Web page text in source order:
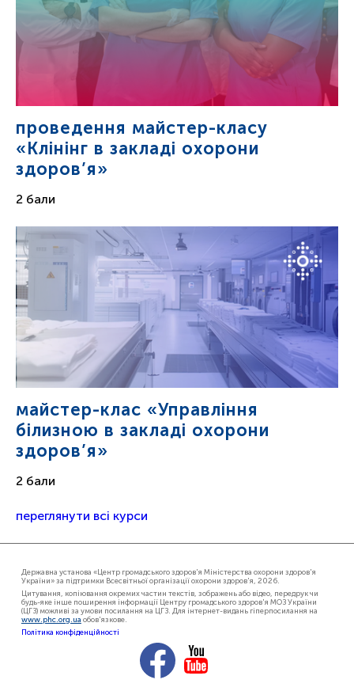
проведення майстер-класу
«Клінінг в закладі охорони
здоров’я»
2 бали
майстер-клас «Управління
білизною в закладі охорони
здоров’я»
2 бали
переглянути всі курси
Державна установа «Центр громадського здоров'я Міністерства охорони здоров'я
України» за підтримки Всесвітньої організації охорони здоров'я, 2026.
Цитування, копіювання окремих частин текстів, зображень або відео, передрук чи
будь-яке інше поширення інформації Центру громадського здоров'я МОЗ України
(ЦГЗ) можливі за умови посилання на ЦГЗ. Для інтернет-видань гіперпосилання на
www.phc.org.ua обов'язкове.
Політика конфіденційності